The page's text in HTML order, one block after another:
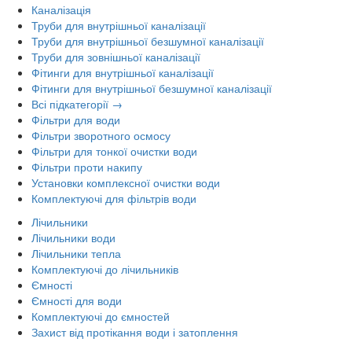
Каналізація
Труби для внутрішньої каналізації
Труби для внутрішньої безшумної каналізації
Труби для зовнішньої каналізації
Фітинги для внутрішньої каналізації
Фітинги для внутрішньої безшумної каналізації
Всі підкатегорії →
Фільтри для води
Фільтри зворотного осмосу
Фільтри для тонкої очистки води
Фільтри проти накипу
Установки комплексної очистки води
Комплектуючі для фільтрів води
Лічильники
Лічильники води
Лічильники тепла
Комплектуючі до лічильників
Ємності
Ємності для води
Комплектуючі до ємностей
Захист від протікання води і затоплення